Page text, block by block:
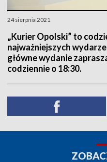
24 sierpnia 2021
„Kurier Opolski” to
najważniejszych
główne wydanie
codziennie o 18:30.